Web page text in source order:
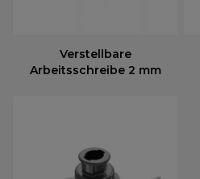
Verstellbare
Arbeitsschreibe 2 mm